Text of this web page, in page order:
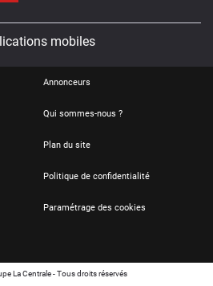
mobiles
Annonceurs
Qui sommes-nous ?
Plan du site
Politique de confidentialité
Paramétrage des cookies
La Centrale - Tous droits réservés